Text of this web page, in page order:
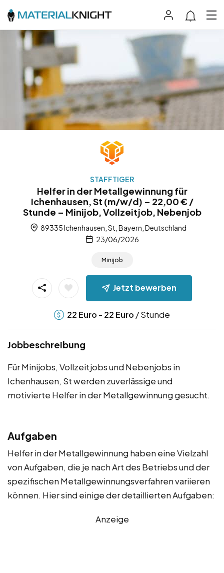
STAFFTIGER
Helfer in der Metallgewinnung für
Ichenhausen, St (m/w/d) – 22,00 € /
Stunde – Minijob, Vollzeitjob, Nebenjob
89335 Ichenhausen, St, Bayern, Deutschland
23/06/2026
Minijob
Jetzt bewerben
22 Euro - 22 Euro / Stunde
Jobbeschreibung
Für Minijobs, Vollzeitjobs und Nebenjobs in
Ichenhausen, St werden zuverlässige und
motivierte Helfer in der Metallgewinnung gesucht.
Aufgaben
Helfer in der Metallgewinnung haben eine Vielzahl
von Aufgaben, die je nach Art des Betriebs und der
spezifischen Metallgewinnungsverfahren variieren
können. Hier sind einige der detaillierten Aufgaben:
Anzeige